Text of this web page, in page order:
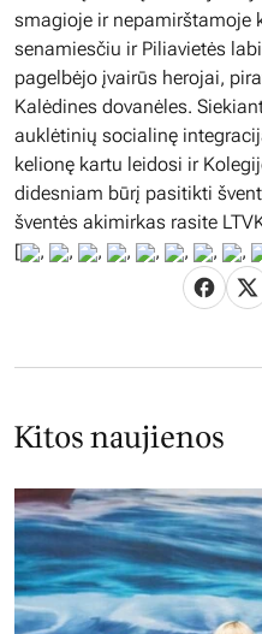
smagioje ir nepamirštamoje
senamiesčiu ir Piliavietės
pagelbėjo įvairūs herojai,
Kalėdines dovanėles.
auklėtinių socialinę
kelionę kartu leidosi ir
didesniam būrį pasitikti
šventės akimirkas rasite
[
, , , , , , , ,
Kitos naujienos